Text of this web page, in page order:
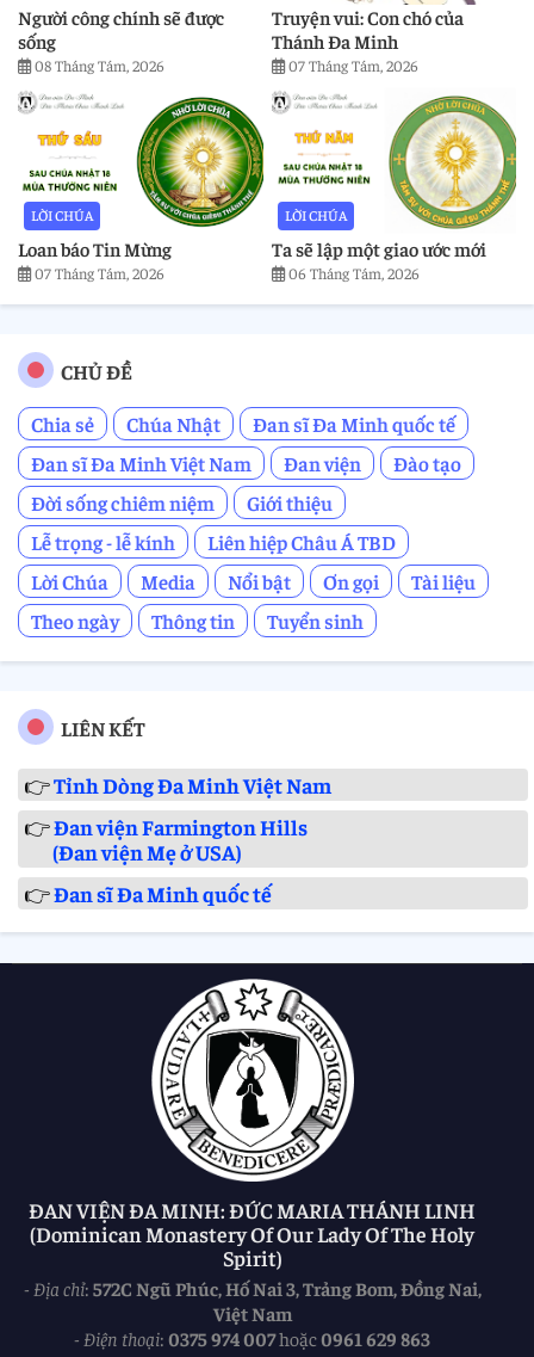
Người công chính sẽ được
sống
08 Tháng Tám, 2026
Truyện vui: Con chó của
Thánh Đa Minh
07 Tháng Tám, 2026
LỜI CHÚA
Loan báo Tin Mừng
07 Tháng Tám, 2026
LỜI CHÚA
Ta sẽ lập một giao ước mới
06 Tháng Tám, 2026
CHỦ ĐỀ
Chia sẻ
Chúa Nhật
Đan sĩ Đa Minh quốc tế
Đan sĩ Đa Minh Việt Nam
Đan viện
Đào tạo
Đời sống chiêm niệm
Giới thiệu
Lễ trọng - lễ kính
Liên hiệp Châu Á TBD
Lời Chúa
Media Nổi bật Ơn gọi
Tài liệu
Theo ngày
Thông tin Tuyển sinh
LIÊN KẾT
👉Tỉnh Dòng Đa Minh Việt Nam
👉Đan viện Farmington Hills
(Đan viện Mẹ ở USA)
👉Đan sĩ Đa Minh quốc tế
ĐAN VIỆN ĐA MINH: ĐỨC MARIA THÁNH LINH
(Dominican Monastery Of Our Lady Of The Holy
Spirit)
- Địa chỉ: 572C Ngũ Phúc, Hố Nai 3, Trảng Bom, Đồng Nai,
Việt Nam
- Điện thoại: 0375 974 007hoặc0961 629 863